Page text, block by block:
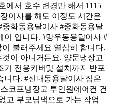
에서 호수 변경만 해서 1115
이사를 해도 이정도 시간은
중화동용달이사 #중화동용달
이 입니다. #망우동용달이사 #
불러주세요 열심히 합니다.
이 아니거든요. 양문냉장고
기 전용커버및 설치까지 반포
니다. #신내동용달이사 짐은
코프냉장고 투인원에어컨 건
고 부모님댁으로 가는 작업